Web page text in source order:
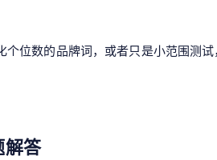
个位数的品牌词，或者只是小范围测
解答